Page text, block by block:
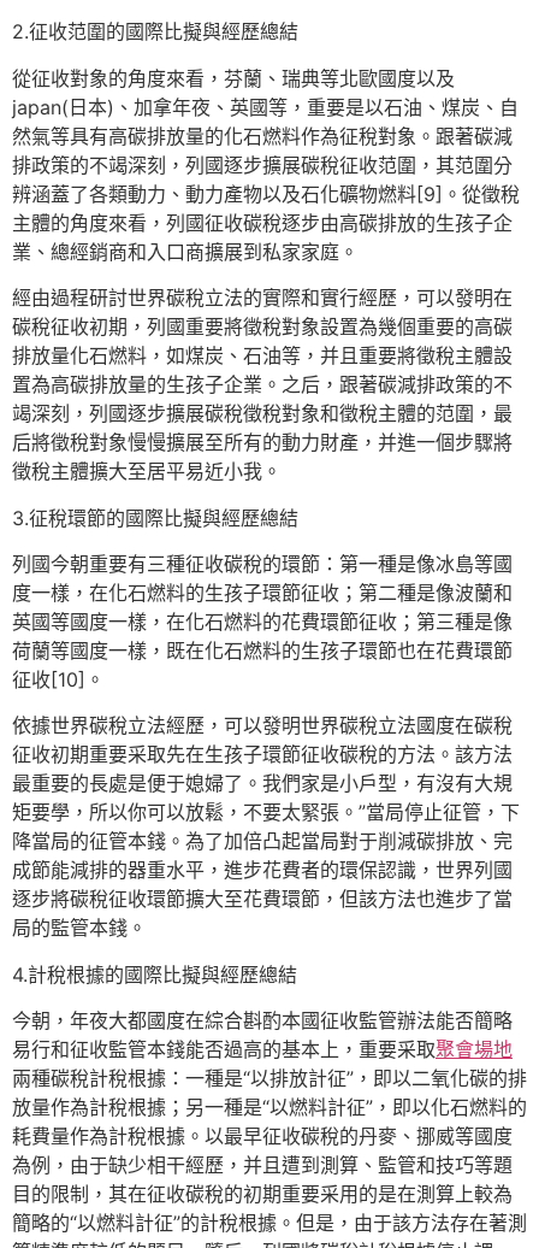
2.征收范圍的國際比擬與經歷總結
從征收對象的角度來看，芬蘭、瑞典等北歐國度以及
japan(日本)、加拿年夜、英國等，重要是以石油、煤炭、自
然氣等具有高碳排放量的化石燃料作為征稅對象。跟著碳減
排政策的不竭深刻，列國逐步擴展碳稅征收范圍，其范圍分
辨涵蓋了各類動力、動力產物以及石化礦物燃料[9]。從徵稅
主體的角度來看，列國征收碳稅逐步由高碳排放的生孩子企
業、總經銷商和入口商擴展到私家家庭。
經由過程研討世界碳稅立法的實際和實行經歷，可以發明在
碳稅征收初期，列國重要將徵稅對象設置為幾個重要的高碳
排放量化石燃料，如煤炭、石油等，并且重要將徵稅主體設
置為高碳排放量的生孩子企業。之后，跟著碳減排政策的不
竭深刻，列國逐步擴展碳稅徵稅對象和徵稅主體的范圍，最
后將徵稅對象慢慢擴展至所有的動力財產，并進一個步驟將
徵稅主體擴大至居平易近小我。
3.征稅環節的國際比擬與經歷總結
列國今朝重要有三種征收碳稅的環節：第一種是像冰島等國
度一樣，在化石燃料的生孩子環節征收；第二種是像波蘭和
英國等國度一樣，在化石燃料的花費環節征收；第三種是像
荷蘭等國度一樣，既在化石燃料的生孩子環節也在花費環節
征收[10]。
依據世界碳稅立法經歷，可以發明世界碳稅立法國度在碳稅
征收初期重要采取先在生孩子環節征收碳稅的方法。該方法
最重要的長處是便于媳婦了。我們家是小戶型，有沒有大規
矩要學，所以你可以放鬆，不要太緊張。”當局停止征管，下
降當局的征管本錢。為了加倍凸起當局對于削減碳排放、完
成節能減排的器重水平，進步花費者的環保認識，世界列國
逐步將碳稅征收環節擴大至花費環節，但該方法也進步了當
局的監管本錢。
4.計稅根據的國際比擬與經歷總結
今朝，年夜大都國度在綜合斟酌本國征收監管辦法能否簡略
易行和征收監管本錢能否過高的基本上，重要采取聚會場地
兩種碳稅計稅根據：一種是“以排放計征”，即以二氧化碳的排
放量作為計稅根據；另一種是“以燃料計征”，即以化石燃料的
耗費量作為計稅根據。以最早征收碳稅的丹麥、挪威等國度
為例，由于缺少相干經歷，并且遭到測算、監管和技巧等題
目的限制，其在征收碳稅的初期重要采用的是在測算上較為
簡略的“以燃料計征”的計稅根據。但是，由于該方法存在著測